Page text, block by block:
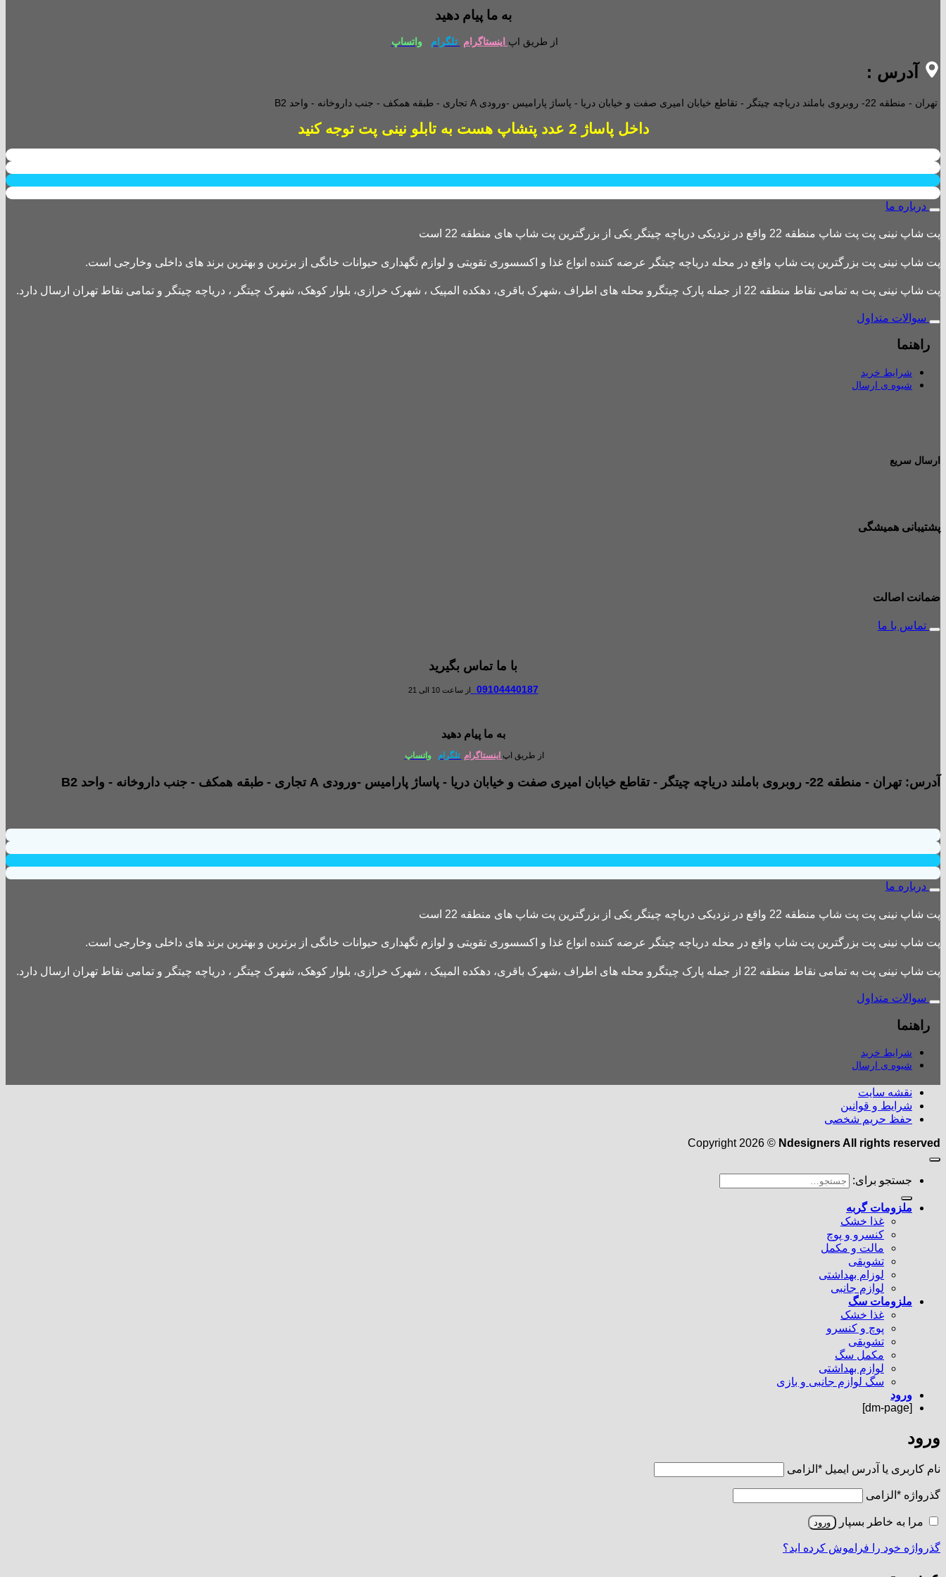
به ما پیام دهید
از طریق اپ اینستاگرام تلگرام واتساپ
آدرس :
تهران - منطقه 22- روبروی باملند دریاچه چیتگر - تقاطع خیابان امیری صفت و خیابان دریا - پاساژ پارامیس -ورودی A تجاری - طبقه همکف - جنب داروخانه - واحد B2
داخل پاساژ 2 عدد پتشاپ هست به تابلو نینی پت توجه کنید
درباره ما
پت شاپ نینی پت پت شاپ منطقه 22 واقع در نزدیکی دریاچه چیتگر یکی از بزرگترین پت شاپ های منطقه 22 است
پت شاپ نینی پت بزرگترین پت شاپ واقع در محله دریاچه چیتگر عرضه کننده انواع غذا و اکسسوری تقویتی و لوازم نگهداری حیوانات خانگی از برترین و بهترین برند های داخلی وخارجی است.
پت شاپ نینی پت به تمامی نقاط منطقه 22 از جمله پارک چیتگرو محله های اطراف ،شهرک باقری، دهکده المپیک ، شهرک خرازی، بلوار کوهک، شهرک چیتگر ، دریاچه چیتگر و تمامی نقاط تهران ارسال دارد.
سوالات متداول
راهنما
شرایط خرید
شیوه ی ارسال
ارسال سریع
پشتیبانی همیشگی
ضمانت اصالت
تماس با ما
با ما تماس بگیرید
09104440187 از ساعت 10 الی 21
به ما پیام دهید
از طریق اپ اینستاگرام تلگرام واتساپ
آدرس: تهران - منطقه 22- روبروی باملند دریاچه چیتگر - تقاطع خیابان امیری صفت و خیابان دریا - پاساژ پارامیس -ورودی A تجاری - طبقه همکف - جنب داروخانه - واحد B2
درباره ما
پت شاپ نینی پت پت شاپ منطقه 22 واقع در نزدیکی دریاچه چیتگر یکی از بزرگترین پت شاپ های منطقه 22 است
پت شاپ نینی پت بزرگترین پت شاپ واقع در محله دریاچه چیتگر عرضه کننده انواع غذا و اکسسوری تقویتی و لوازم نگهداری حیوانات خانگی از برترین و بهترین برند های داخلی وخارجی است.
پت شاپ نینی پت به تمامی نقاط منطقه 22 از جمله پارک چیتگرو محله های اطراف ،شهرک باقری، دهکده المپیک ، شهرک خرازی، بلوار کوهک، شهرک چیتگر ، دریاچه چیتگر و تمامی نقاط تهران ارسال دارد.
سوالات متداول
راهنما
شرایط خرید
شیوه ی ارسال
نقشه سایت
شرایط و قوانین
حفظ حریم شخصی
Copyright 2026 © Ndesigners All rights reserved
جستجو برای:
ملزومات گربه
غذا خشک
کنسرو و پوچ
مالت و مکمل
تشویقی
لوزام بهداشتی
لوازم جانبی
ملزومات سگ
غذا خشک
پوچ و کنسرو
تشویقی
مکمل سگ
لوازم بهداشتی
سگ لوازم جانبی و بازی
ورود
ورود
نام کاربری یا آدرس ایمیل * الزامی
گذرواژه * الزامی
مرا به خاطر بسپار ورود
گذرواژه خود را فراموش کرده اید؟